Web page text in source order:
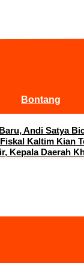
Bontang
Andi Satya
Kaltim Kian
Kepala Daerah